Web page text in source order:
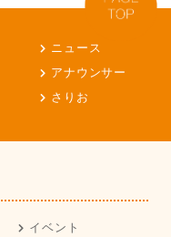
ニュース
アナウンサー
さりお
イベント